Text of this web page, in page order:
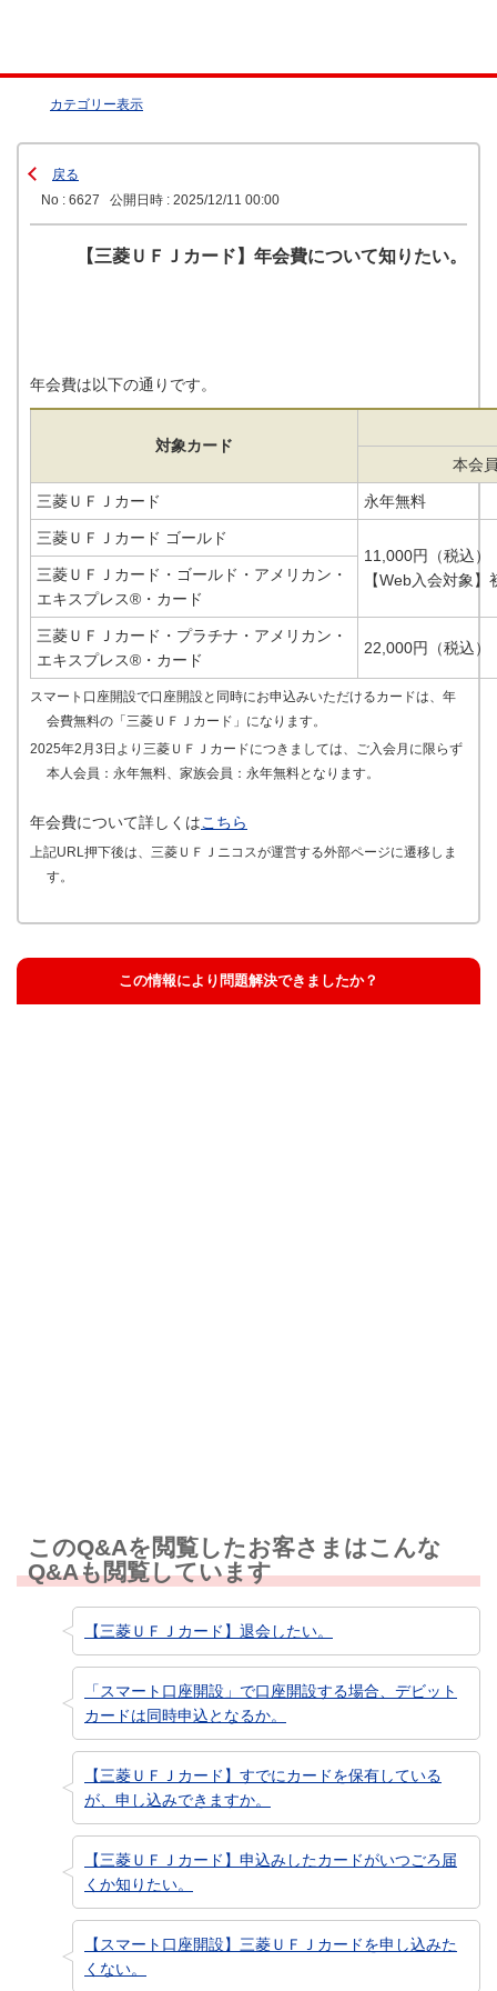
カテゴリー表示
戻る
No : 6627
公開日時 : 2025/12/11 00:00
【三菱ＵＦＪカード】年会費について知りたい。
年会費は以下の通りです。
対象カード
本会
三菱ＵＦＪカード 永年無料
三菱ＵＦＪカード ゴールド
11,000円（税込）
【Web入会対象】
三菱ＵＦＪカード・ゴールド・アメリカン・
エキスプレス®・カード
三菱ＵＦＪカード・プラチナ・アメリカン・
エキスプレス®・カード
22,000円（税込）
スマート口座開設で口座開設と同時にお申込みいただけるカードは、年
会費無料の「三菱ＵＦＪカード」になります。
2025年2月3日より三菱ＵＦＪカードにつきましては、ご入会月に限らず
本人会員：永年無料、家族会員：永年無料となります。
年会費について詳しくはこちら
上記URL押下後は、三菱ＵＦＪニコスが運営する外部ページに遷移しま
す。
この情報により問題解決できましたか？
このQ&Aを閲覧したお客さまはこんな
Q&Aも閲覧しています
【三菱ＵＦＪカード】退会したい。
「スマート口座開設」で口座開設する場合、デビット
カードは同時申込となるか。
【三菱ＵＦＪカード】すでにカードを保有している
が、申し込みできますか。
【三菱ＵＦＪカード】申込みしたカードがいつごろ届
くか知りたい。
【スマート口座開設】三菱ＵＦＪカードを申し込みた
くない。